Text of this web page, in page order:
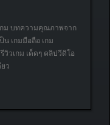
กม บทความคุณภาพจาก
เกมมือถือ เกม
วิวเกม เด็ดๆ คลิปวีดิโอ
ว